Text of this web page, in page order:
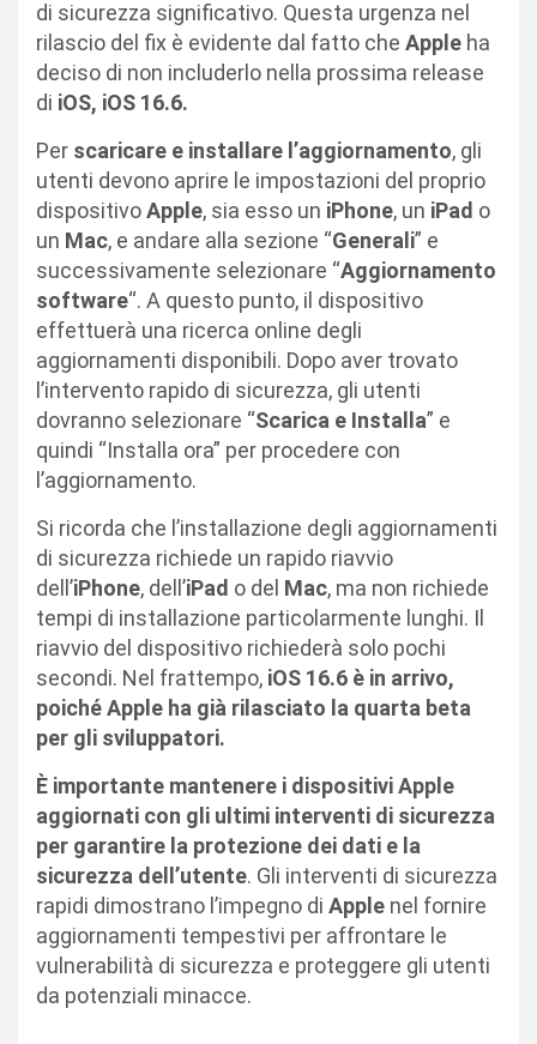
di sicurezza significativo. Questa urgenza nel
rilascio del fix è evidente dal fatto che Apple ha
deciso di non includerlo nella prossima release
di iOS, iOS 16.6.
Per scaricare e installare l’aggiornamento, gli
utenti devono aprire le impostazioni del proprio
dispositivoApple, sia esso un iPhone, un iPad o
un Mac, e andare alla sezione “Generali” e
successivamente selezionare “Aggiornamento
software“. A questo punto, il dispositivo
effettuerà una ricerca online degli
aggiornamenti disponibili. Dopo aver trovato
l’intervento rapido di sicurezza, gli utenti
dovranno selezionare “Scarica e Installa” e
quindi “Installa ora” per procedere con
l’aggiornamento.
Si ricorda che l’installazione degli aggiornamenti
di sicurezza richiede un rapido riavvio
dell’iPhone, dell’iPad o del Mac, ma non richiede
tempi di installazione particolarmente lunghi. Il
riavvio del dispositivo richiederà solo pochi
secondi. Nel frattempo, iOS 16.6 è in arrivo,
poiché Apple ha già rilasciato la quarta beta
per gli sviluppatori.
È importante mantenere i dispositivi Apple
aggiornati con gli ultimi interventi di sicurezza
per garantire la protezione dei dati e la
sicurezza dell’utente. Gli interventi di sicurezza
rapidi dimostrano l’impegno di Apple nel fornire
aggiornamenti tempestivi per affrontare le
vulnerabilità di sicurezza e proteggere gli utenti
da potenziali minacce.